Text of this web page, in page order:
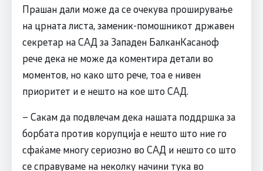
Прашан дали може да се очекува проширување
на црната листа, заменик-помошникот државен
секретар на САД за Западен БалканКасаноф
рече дека не може да коментира детали во
моментов, но како што рече, тоа е нивен
приоритет и е нешто на кое што САД.
– Сакам да подвлечам дека нашата поддршка за
борбата против корупција е нешто што ние го
сфаќаме многу сериозно во САД и нешто со што
се справуваме на неколку начини тука во